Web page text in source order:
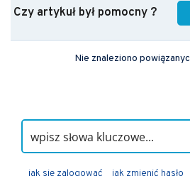
Czy artykuł był pomocny ?
Nie znaleziono
jak się zalogować jak zmienić hasło